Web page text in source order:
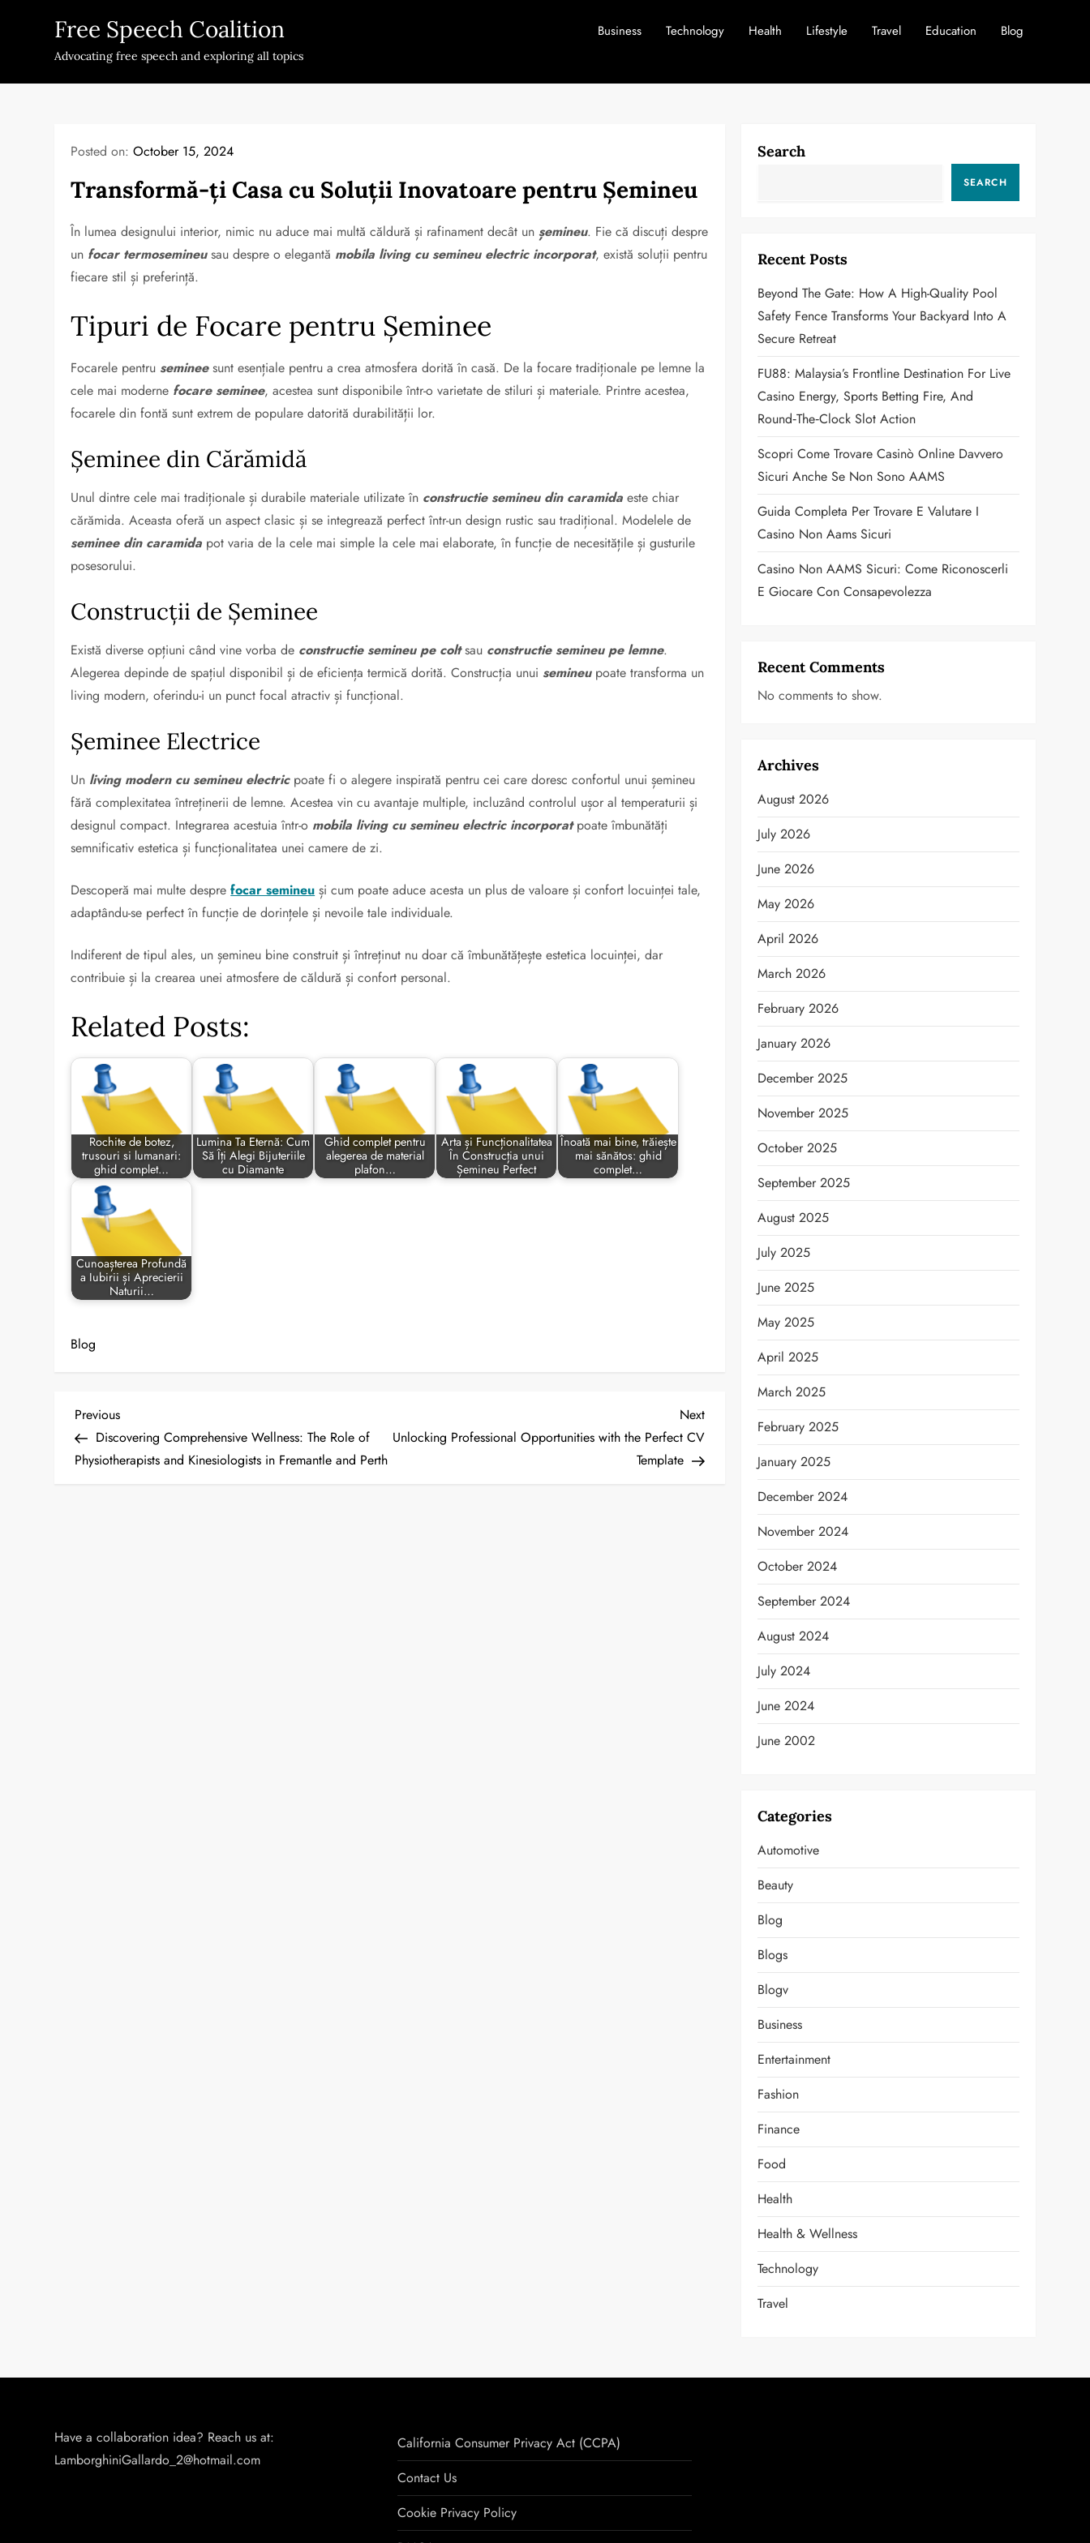
Free Speech Coalition
Advocating free speech and exploring all topics
Business Technology Health Lifestyle Travel Education Blog
Posted on:October 15, 2024
Transformă-ți Casa cu Soluții Inovatoare pentru Șemineu
În lumea designului interior, nimic nu aduce mai multă căldură și rafinament decât unșemineu. Fie că discuți despre
un focar termosemineusau despre o elegantă mobila living cu semineu electric incorporat, există soluții pentru
fiecare stil și preferință.
Tipuri de Focare pentru Șeminee
Focarele pentru semineesunt esențiale pentru a crea atmosfera dorită în casă. De la focare tradiționale pe lemne la
cele mai moderne focare seminee, acestea sunt disponibile într-o varietate de stiluri și materiale. Printre acestea,
focarele din fontă sunt extrem de populare datorită durabilității lor.
Șeminee din Cărămidă
Unul dintre cele mai tradiționale și durabile materiale utilizate în constructie semineu din caramida este chiar
cărămida. Aceasta oferă un aspect clasic și se integrează perfect într-un design rustic sau tradițional. Modelele de
seminee din caramida pot varia de la cele mai simple la cele mai elaborate, în funcție de necesitățile și gusturile
posesorului.
Construcții de Șeminee
Există diverse opțiuni când vine vorba de constructie semineu pe coltsau constructie semineu pe lemne.
Alegerea depinde de spațiul disponibil și de eficiența termică dorită. Construcția unui semineupoate transforma un
living modern, oferindu-i un punct focal atractiv și funcțional.
Șeminee Electrice
Un living modern cu semineu electricpoate fi o alegere inspirată pentru cei care doresc confortul unui șemineu
fără complexitatea întreținerii de lemne. Acestea vin cu avantaje multiple, incluzând controlul ușor al temperaturii și
designul compact. Integrarea acestuia într-o mobila living cu semineu electric incorporatpoate îmbunătăți
semnificativ estetica și funcționalitatea unei camere de zi.
Descoperă mai multe desprefocar semineu și cum poate aduce acesta un plus de valoare și confort locuinței tale,
adaptându-se perfect în funcție de dorințele și nevoile tale individuale.
Indiferent de tipul ales, un șemineu bine construit și întreținut nu doar că îmbunătățește estetica locuinței, dar
contribuie și la crearea unei atmosfere de căldură și confort personal.
Related Posts:
Rochite de botez,
trusouri si lumanari:
ghid complet…
Lumina Ta Eternă: Cum
Să Îți Alegi Bijuteriile
cu Diamante
Ghid complet pentru
alegerea de material
plafon…
Arta și Funcționalitatea
În Construcția unui
Șemineu Perfect
Înoată mai bine, trăiește
mai sănătos: ghid
complet…
Cunoașterea Profundă
a Iubirii și Aprecierii
Naturii…
Blog
P
o
Previous
Post
Previous
Discovering Comprehensive Wellness: The Role of
Physiotherapists and Kinesiologists in Fremantle and Perth
Next
Post
Next
Unlocking Professional Opportunities with the Perfect CV
Template
Search
SEARCH
Recent Posts
Beyond The Gate: How A High-Quality Pool
Safety Fence Transforms Your Backyard Into A
Secure Retreat
FU88: Malaysia’s Frontline Destination For Live
Casino Energy, Sports Betting Fire, And
Round‑the‑Clock Slot Action
Scopri Come Trovare Casinò Online Davvero
Sicuri Anche Se Non Sono AAMS
Guida Completa Per Trovare E Valutare I
Casino Non Aams Sicuri
Casino Non AAMS Sicuri: Come Riconoscerli
E Giocare Con Consapevolezza
Recent Comments
No comments to show.
Archives
August 2026
July 2026
June 2026
May 2026
April 2026
March 2026
February 2026
January 2026
December 2025
November 2025
October 2025
September 2025
August 2025
July 2025
June 2025
May 2025
April 2025
March 2025
February 2025
January 2025
December 2024
November 2024
October 2024
September 2024
August 2024
July 2024
June 2024
June 2002
Categories
Automotive
Beauty
Blog
Blogs
Blogv
Business
Entertainment
Fashion
Finance
Food
Health
Health & Wellness
Technology
Travel
Have a collaboration idea? Reach us at:
LamborghiniGallardo_2@hotmail.com
California Consumer Privacy Act (CCPA)
Contact Us
Cookie Privacy Policy